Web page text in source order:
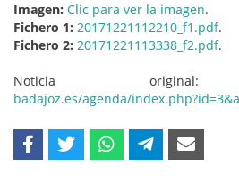
Imagen: Clic para ver la imagen.
Fichero 1: 20171221112210_f1.pdf.
Fichero 2: 20171221113338_f2.pdf.
Noticia
badajoz.es/agenda/